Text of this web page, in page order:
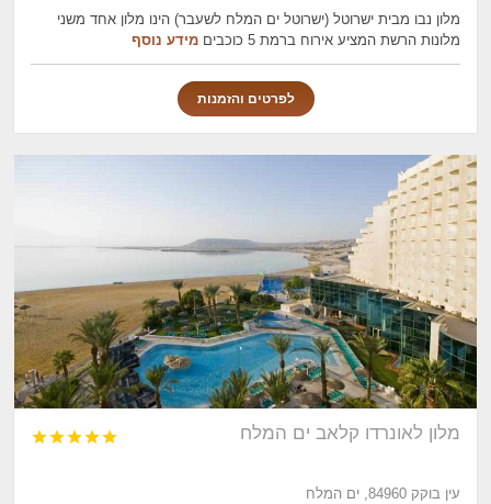
מלון נבו מבית ישרוטל (ישרוטל ים המלח לשעבר) הינו מלון אחד משני
מלונות הרשת המציע אירוח ברמת 5 כוכבים
מידע נוסף
לפרטים והזמנות
מלון לאונרדו קלאב ים המלח 




עין בוקק 84960, ים המלח